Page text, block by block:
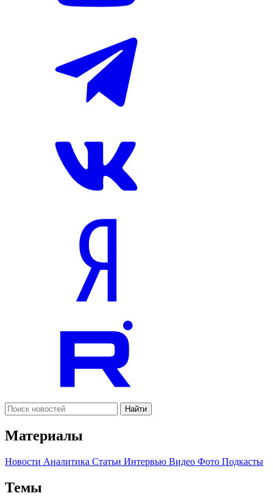
Найти
Материалы
Новости Аналитика Статьи Интервью Видео Фото Подкасты
Темы